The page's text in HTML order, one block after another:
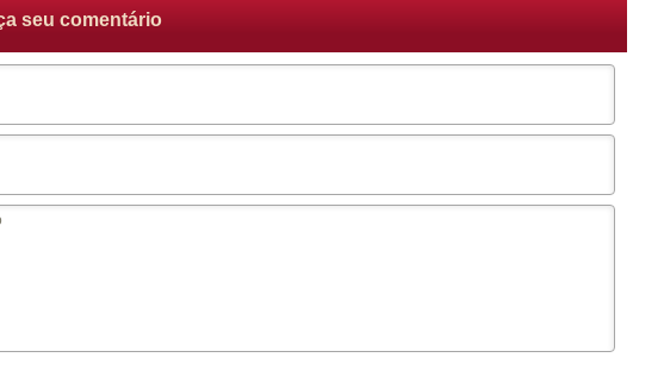
seu comentário